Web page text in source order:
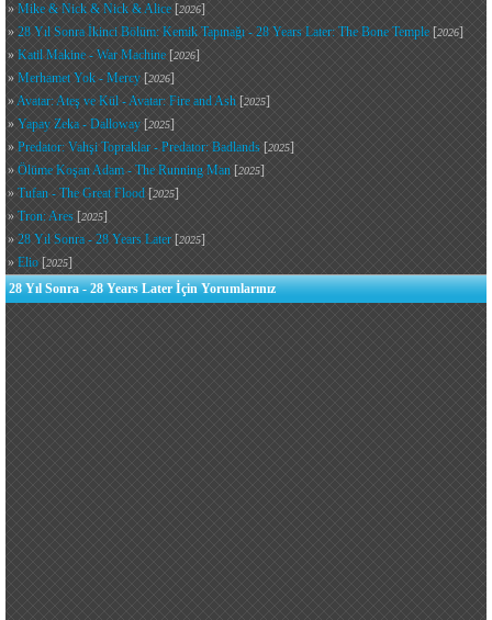
» Mike & Nick & Nick & Alice [2026]
» 28 Yıl Sonra İkinci Bölüm: Kemik Tapınağı - 28 Years Later: The Bone Temple [2026]
» Katil Makine - War Machine [2026]
» Merhamet Yok - Mercy [2026]
»Avatar: Ateş ve Kül - Avatar: Fire and Ash [2025]
» Yapay Zeka - Dalloway [2025]
» Predator: Vahşi Topraklar - Predator: Badlands [2025]
» Ölüme Koşan Adam - The Running Man [2025]
» Tufan - The Great Flood [2025]
» Tron: Ares [2025]
» 28 Yıl Sonra - 28 Years Later [2025]
» Elio [2025]
28 Yıl Sonra - 28 Years Later İçin Yorumlarınız